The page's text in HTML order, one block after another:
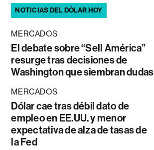
NOTICIAS DEL DÓLAR HOY
MERCADOS
El debate sobre “Sell América”
resurge tras decisiones de
Washington que siembran dudas
MERCADOS
Dólar cae tras débil dato de
empleo en EE.UU. y menor
expectativa de alza de tasas de
la Fed